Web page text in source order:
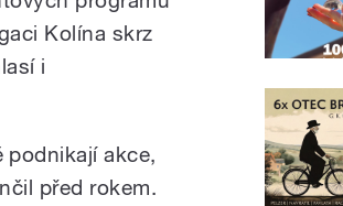
Kolína skrz
i
podnikají akce,
před rokem.